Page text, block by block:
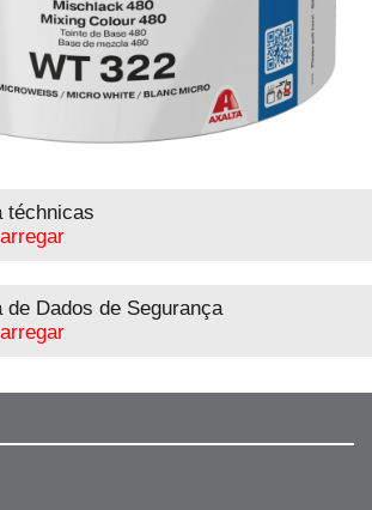
téchnicas
de Dados de Segurança